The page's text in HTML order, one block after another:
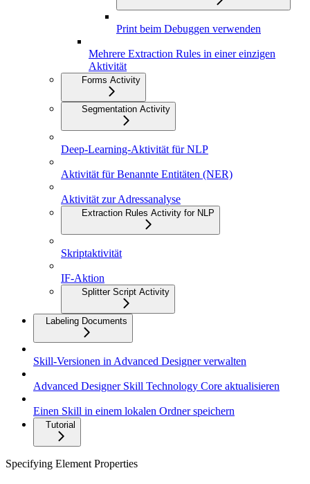
Print beim Debuggen verwenden
Mehrere Extraction Rules in einer einzigen
Aktivität
Forms Activity
Segmentation Activity
Deep-Learning-Aktivität für NLP
Aktivität für Benannte Entitäten (NER)
Aktivität zur Adressanalyse
Extraction Rules Activity for NLP
Skriptaktivität
IF-Aktion
Splitter Script Activity
Labeling Documents
Skill-Versionen in Advanced Designer verwalten
Advanced Designer Skill Technology Core aktualisieren
Einen Skill in einem lokalen Ordner speichern
Tutorial
Specifying Element Properties